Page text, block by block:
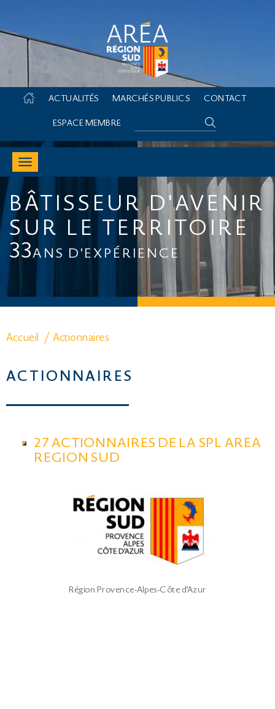
ACTUALITÉS MARCHÉS PUBLICS CONTACT
ESPACE MEMBRE
Toggle
navigation
BÂTISSEUR D'AVENIR
SUR LE TERRITOIRE
33ANS D'EXPÉRIENCE
Accueil / Actionnaires
ACTIONNAIRES
27 ACTIONNAIRES DE LA SPL AREA
REGION SUD
Région Provence-Alpes-Côte d’Azur